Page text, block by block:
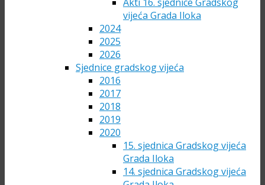
vijeća Grada Iloka
2024
2025
2026
Sjednice gradskog vijeća
2016
2017
2018
2019
2020
15. sjednica Gradskog vijeća
Grada Iloka
14. sjednica Gradskog vijeća